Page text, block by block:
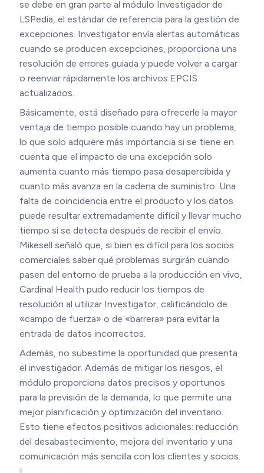
se debe en gran parte al módulo Investigador de
LSPedia, el estándar de referencia para la gestión de
excepciones. Investigator envía alertas automáticas
cuando se producen excepciones, proporciona una
resolución de errores guiada y puede volver a cargar
o reenviar rápidamente los archivos EPCIS
actualizados.
Básicamente, está diseñado para ofrecerle la mayor
ventaja de tiempo posible cuando hay un problema,
lo que solo adquiere más importancia si se tiene en
cuenta que el impacto de una excepción solo
aumenta cuanto más tiempo pasa desapercibida y
cuanto más avanza en la cadena de suministro. Una
falta de coincidencia entre el producto y los datos
puede resultar extremadamente difícil y llevar mucho
tiempo si se detecta después de recibir el envío.
Mikesell señaló que, si bien es difícil para los socios
comerciales saber qué problemas surgirán cuando
pasen del entorno de prueba a la producción en vivo,
Cardinal Health pudo reducir los tiempos de
resolución al utilizar Investigator, calificándolo de
«campo de fuerza» o de «barrera» para evitar la
entrada de datos incorrectos.
Además, no subestime la oportunidad que presenta
el investigador. Además de mitigar los riesgos, el
módulo proporciona datos precisos y oportunos
para la previsión de la demanda, lo que permite una
mejor planificación y optimización del inventario.
Esto tiene efectos positivos adicionales: reducción
del desabastecimiento, mejora del inventario y una
comunicación más sencilla con los clientes y socios.